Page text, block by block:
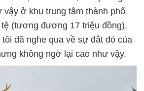
ở khu trung tâm thành phố
(tương đương 17 triệu đồng).
đã nghe qua về sự đắt đỏ của
không ngờ lại cao như vậy.